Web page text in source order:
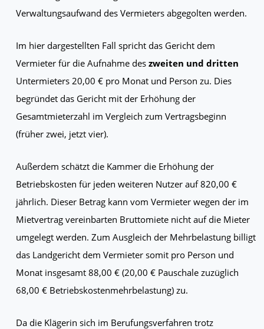
Verwaltungsaufwand des Vermieters abgegolten werden.
Im hier dargestellten Fall spricht das Gericht dem
Vermieter für die Aufnahme des zweiten und dritten
Untermieters 20,00 € pro Monat und Person zu. Dies
begründet das Gericht mit der Erhöhung der
Gesamtmieterzahl im Vergleich zum Vertragsbeginn
(früher zwei, jetzt vier).
Außerdem schätzt die Kammer die Erhöhung der
Betriebskosten für jeden weiteren Nutzer auf 820,00 €
jährlich. Dieser Betrag kann vom Vermieter wegen der im
Mietvertrag vereinbarten Bruttomiete nicht auf die Mieter
umgelegt werden. Zum Ausgleich der Mehrbelastung billigt
das Landgericht dem Vermieter somit pro Person und
Monat insgesamt 88,00 € (20,00 € Pauschale zuzüglich
68,00 € Betriebskostenmehrbelastung) zu.
Da die Klägerin sich im Berufungsverfahren trotz